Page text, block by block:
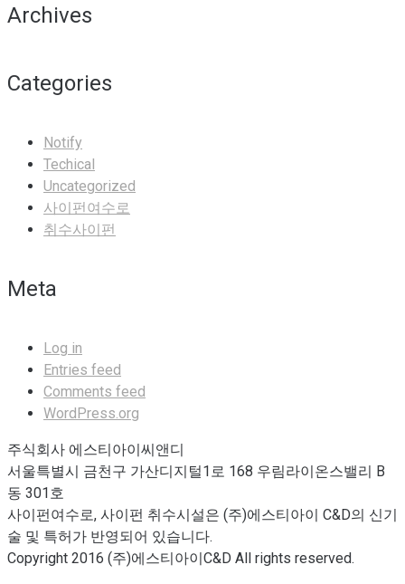
Archives
Categories
Notify
Techical
Uncategorized
사이펀여수로
취수사이펀
Meta
Log in
Entries feed
Comments feed
WordPress.org
주식회사 에스티아이씨앤디
서울특별시 금천구 가산디지털1로 168 우림라이온스밸리 B
동 301호
사이펀여수로, 사이펀 취수시설은 (주)에스티아이 C&D의 신기
술 및 특허가 반영되어 있습니다.
Copyright 2016 (주)에스티아이C&D All rights reserved.